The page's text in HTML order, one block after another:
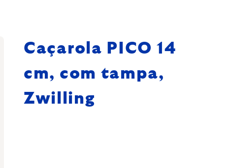
Caçarola PICO 14
cm, com tampa,
Zwilling